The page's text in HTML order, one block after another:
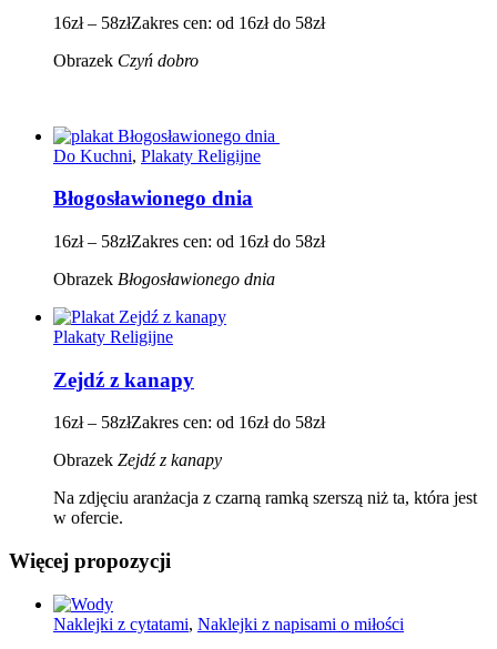
16zł – 58złZakres cen: od 16zł do 58zł
Obrazek Czyń dobro
Do Kuchni, Plakaty Religijne
Błogosławionego dnia
16zł – 58złZakres cen: od 16zł do 58zł
Obrazek Błogosławionego dnia
Plakaty Religijne
Zejdź z kanapy
16zł – 58złZakres cen: od 16zł do 58zł
Obrazek Zejdź z kanapy
Na zdjęciu aranżacja z czarną ramką szerszą niż ta, która jest
w ofercie.
Więcej propozycji
Naklejki z cytatami, Naklejki z napisami o miłości